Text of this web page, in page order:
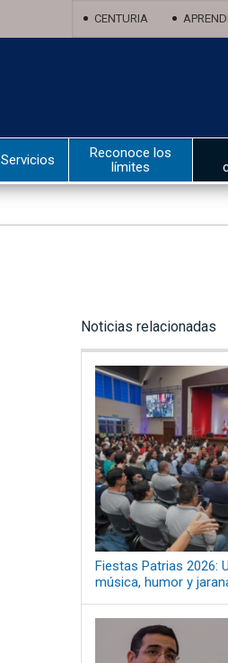
CENTURIA
Servicios
Reconoce los
límites
Noticias relacionadas
Fiestas Patrias 2026:
música, humor y